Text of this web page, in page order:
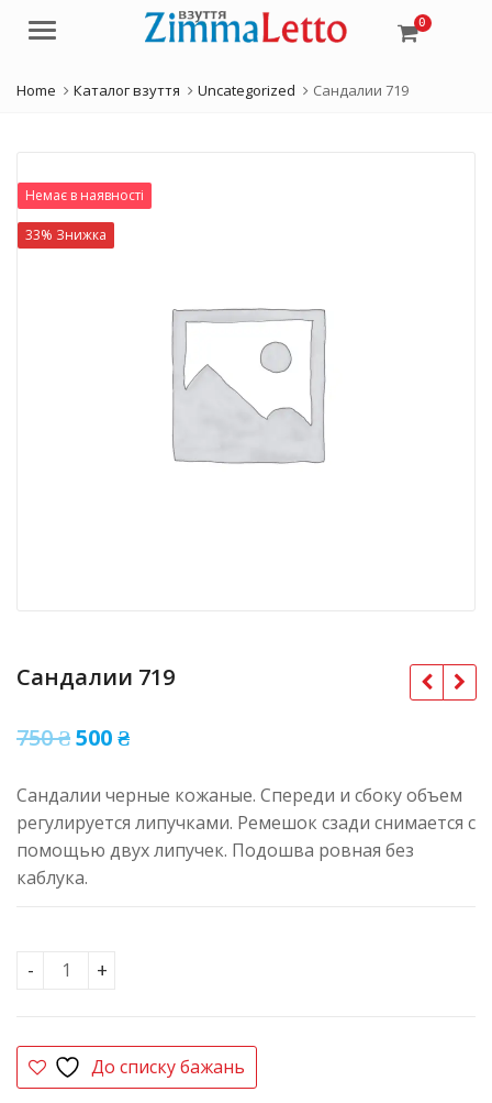
Menu 0
Home Каталог взуття Uncategorized Сандалии 719
Немає в наявності
33% Знижка
Сандалии 719
750₴Оригінальна
750 ₴.
500₴Поточна
500 ₴.
Сандалии черные кожаные. Спереди и сбоку объем
регулируется липучками. Ремешок сзади снимается с
помощью двух липучек. Подошва ровная без
каблука.
Сандалии 719 кількість
До списку бажань